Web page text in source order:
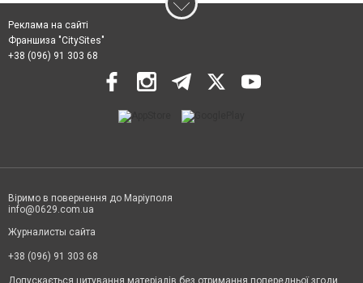
Реклама на сайті
Франшиза "CitySites"
+38 (096) 91 303 68
Віримо в повернення до Маріуполя
info@0629.com.ua
Журналисты сайта
+38 (096) 91 303 68
Допускається цитування матеріалів без отримання попередньої згоди